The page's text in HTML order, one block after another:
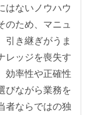
はないノウハウ
のため、マニュ
引き継ぎがうま
レッジを喪失す
効率性や正確性
びながら業務を
者ならではの独